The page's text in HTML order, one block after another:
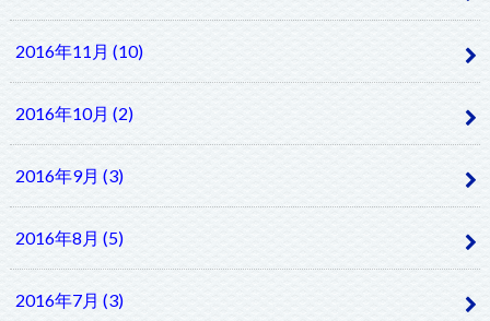
2016年11月 (10)
2016年10月 (2)
2016年9月 (3)
2016年8月 (5)
2016年7月 (3)